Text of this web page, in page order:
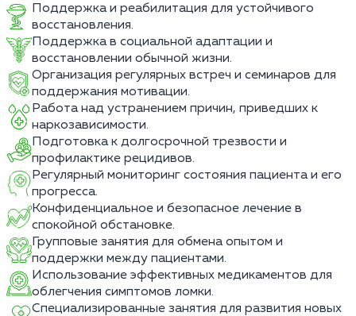
Поддержка и реабилитация для устойчивого
восстановления.
Поддержка в социальной адаптации и
восстановлении обычной жизни.
Организация регулярных встреч и семинаров для
поддержания мотивации.
Работа над устранением причин, приведших к
наркозависимости.
Подготовка к долгосрочной трезвости и
профилактике рецидивов.
Регулярный мониторинг состояния пациента и его
прогресса.
Конфиденциальное и безопасное лечение в
спокойной обстановке.
Групповые занятия для обмена опытом и
поддержки между пациентами.
Использование эффективных медикаментов для
облегчения симптомов ломки.
Специализированные занятия для развития новых